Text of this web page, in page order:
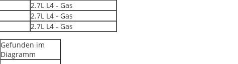
2.7L L4 - Gas
2.7L L4 - Gas
2.7L L4 - Gas
Gefunden im
Diagramm